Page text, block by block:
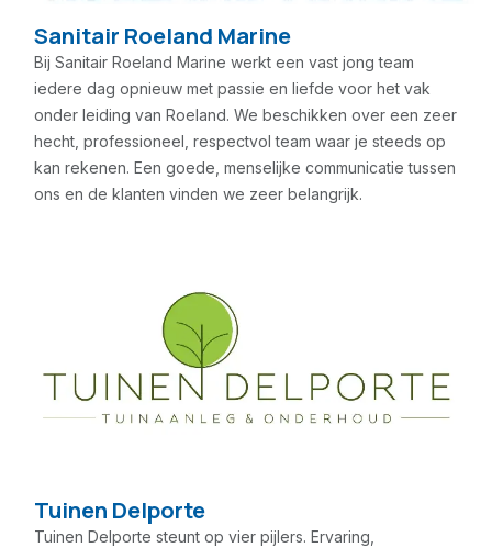
Sanitair Roeland Marine
Bij Sanitair Roeland Marine werkt een vast jong team
iedere dag opnieuw met passie en liefde voor het vak
onder leiding van Roeland. We beschikken over een zeer
hecht, professioneel, respectvol team waar je steeds op
kan rekenen. Een goede, menselijke communicatie tussen
ons en de klanten vinden we zeer belangrijk.
Tuinen Delporte
Tuinen Delporte steunt op vier pijlers. Ervaring,